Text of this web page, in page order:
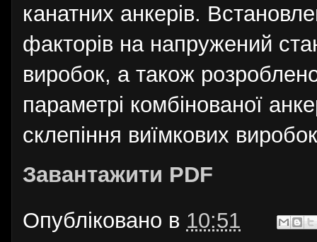
канатних анкерів.
факторів на напружений
виробок, а також
параметрі комбінованої
склепіння виїмкових
Завантажити PDF
Опубліковано в 10:51